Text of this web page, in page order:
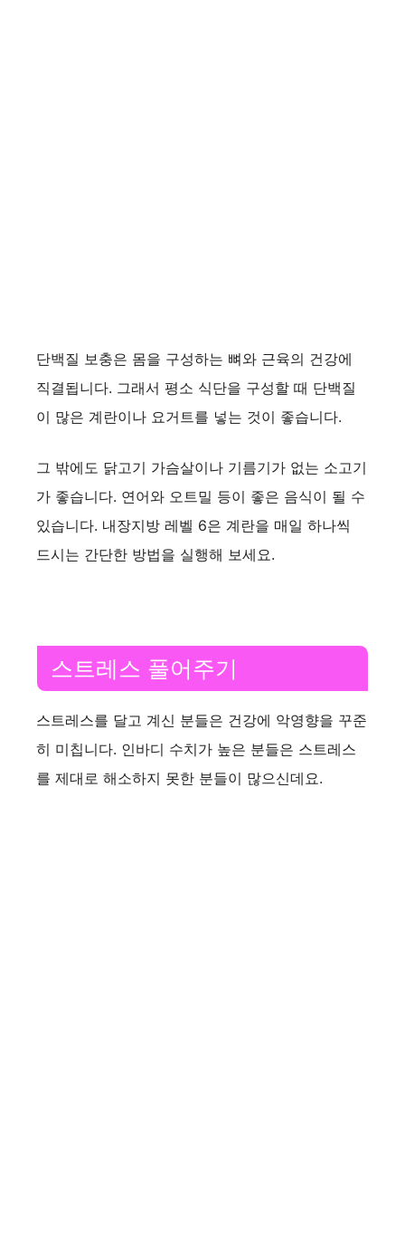
단백질 보충은 몸을 구성하는 뼈와 근육의 건강에
직결됩니다. 그래서 평소 식단을 구성할 때 단백질
이 많은 계란이나 요거트를 넣는 것이 좋습니다.
그 밖에도 닭고기 가슴살이나 기름기가 없는 소고기
가 좋습니다. 연어와 오트밀 등이 좋은 음식이 될 수
있습니다. 내장지방 레벨 6은 계란을 매일 하나씩
드시는 간단한 방법을 실행해 보세요.
스트레스 풀어주기
스트레스를 달고 계신 분들은 건강에 악영향을 꾸준
히 미칩니다. 인바디 수치가 높은 분들은 스트레스
를 제대로 해소하지 못한 분들이 많으신데요.